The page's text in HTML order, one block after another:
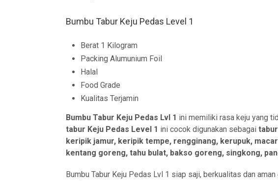
Bumbu Tabur Keju Pedas Level 1
Berat 1 Kilogram
Packing Alumunium Foil
Halal
Food Grade
Kualitas Terjamin
Bumbu Tabur Keju Pedas Lvl 1 ini memiliki rasa keju yang
tabur Keju Pedas Level 1 ini cocok digunakan sebagai
keripik jamur, keripik tempe, rengginang, kerupuk,
kentang goreng, tahu bulat, bakso goreng, singkong,
Bumbu Tabur Keju Pedas Lvl 1 siap saji, berkualitas dan